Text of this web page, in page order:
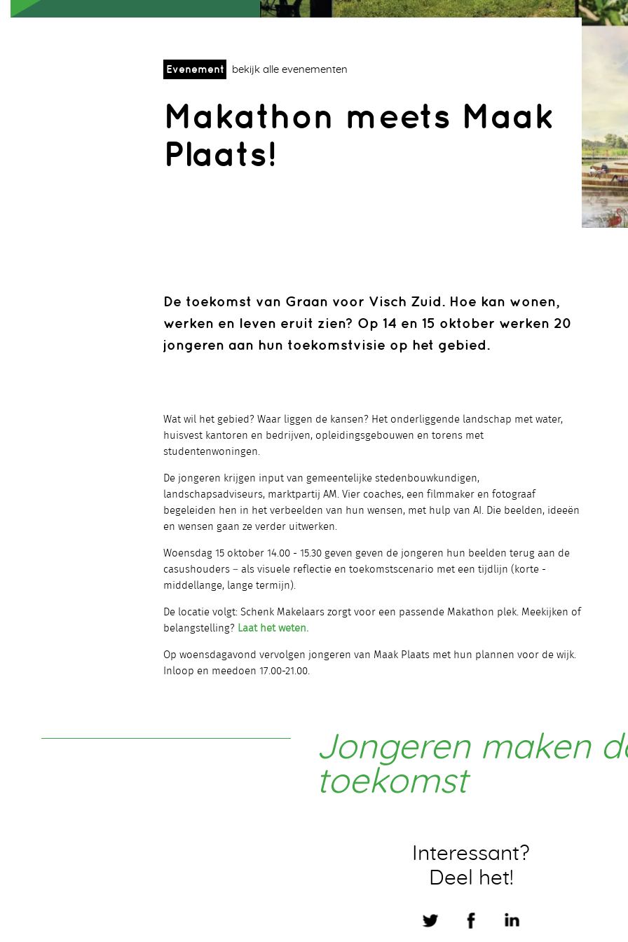
Evenement bekijk alle evenementen
Makathon meets Maak
Plaats!
De toekomst van Graan voor Visch Zuid. Hoe kan wonen,
werken en leven eruit zien? Op 14 en 15 oktober werken 20
jongeren aan hun toekomstvisie op het gebied.
Wat wil het gebied? Waar liggen de kansen? Het onderliggende landschap met water,
huisvest kantoren en bedrijven, opleidingsgebouwen en torens met
studentenwoningen.
De jongeren krijgen input van gemeentelijke stedenbouwkundigen,
landschapsadviseurs, marktpartij AM. Vier coaches, een filmmaker en fotograaf
begeleiden hen in het verbeelden van hun wensen, met hulp van AI. Die beelden, ideeën
en wensen gaan ze verder uitwerken.
Woensdag 15 oktober 14.00 - 15.30 geven geven de jongeren hun beelden terug aan de
casushouders – als visuele reflectie en toekomstscenario met een tijdlijn (korte -
middellange, lange termijn).
De locatie volgt: Schenk Makelaars zorgt voor een passende Makathon plek. Meekijken of
belangstelling? Laat het weten.
Op woensdagavond vervolgen jongeren van Maak Plaats met hun plannen voor de wijk.
Inloop en meedoen 17.00-21.00.
Jongeren maken
toekomst
Interessant?
Deel het!